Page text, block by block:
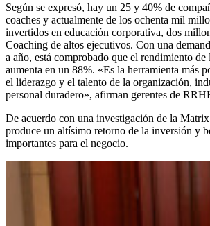
Según se expresó, hay un 25 y 40% de
coaches y actualmente de los ochenta mil
invertidos en educación corporativa, dos
Coaching de altos ejecutivos. Con una
a año, está comprobado que el rendimiento
aumenta en un 88%. «Es la herramienta más
el liderazgo y el talento de la organización,
personal duradero», afirman gerentes de
De acuerdo con una investigación de la
produce un altísimo retorno de la inversión y
importantes para el negocio.